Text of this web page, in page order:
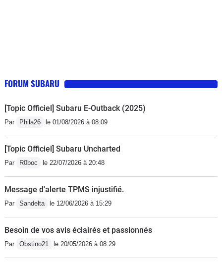
FORUM SUBARU
[Topic Officiel] Subaru E-Outback (2025)
Par Phila26 le 01/08/2026 à 08:09
[Topic Officiel] Subaru Uncharted
Par R0boc le 22/07/2026 à 20:48
Message d'alerte TPMS injustifié.
Par Sandelta le 12/06/2026 à 15:29
Besoin de vos avis éclairés et passionnés
Par Obstino21 le 20/05/2026 à 08:29